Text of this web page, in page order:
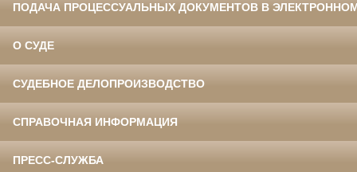
ПОДАЧА ПРОЦЕССУАЛЬНЫХ ДОКУМЕНТОВ В
О СУДЕ
СУДЕБНОЕ ДЕЛОПРОИЗВОДСТВО
СПРАВОЧНАЯ ИНФОРМАЦИЯ
ПРЕСС-СЛУЖБА